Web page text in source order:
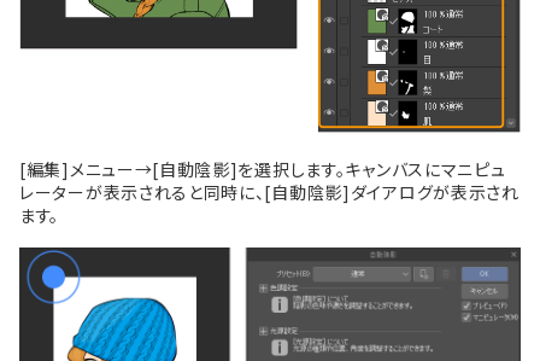
[編集]メニュー→[自動陰影]を選択します。キャンバスにマニピュ
レーターが表示されると同時に、[自動陰影]ダイアログが表示され
ます。